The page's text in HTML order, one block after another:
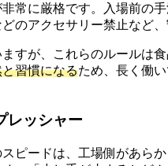
常に厳格です。入場前の
のアクセサリー禁止など
すが、これらのルールは
習慣になるため、長く働
レッシャー
ピードは、工場側があら